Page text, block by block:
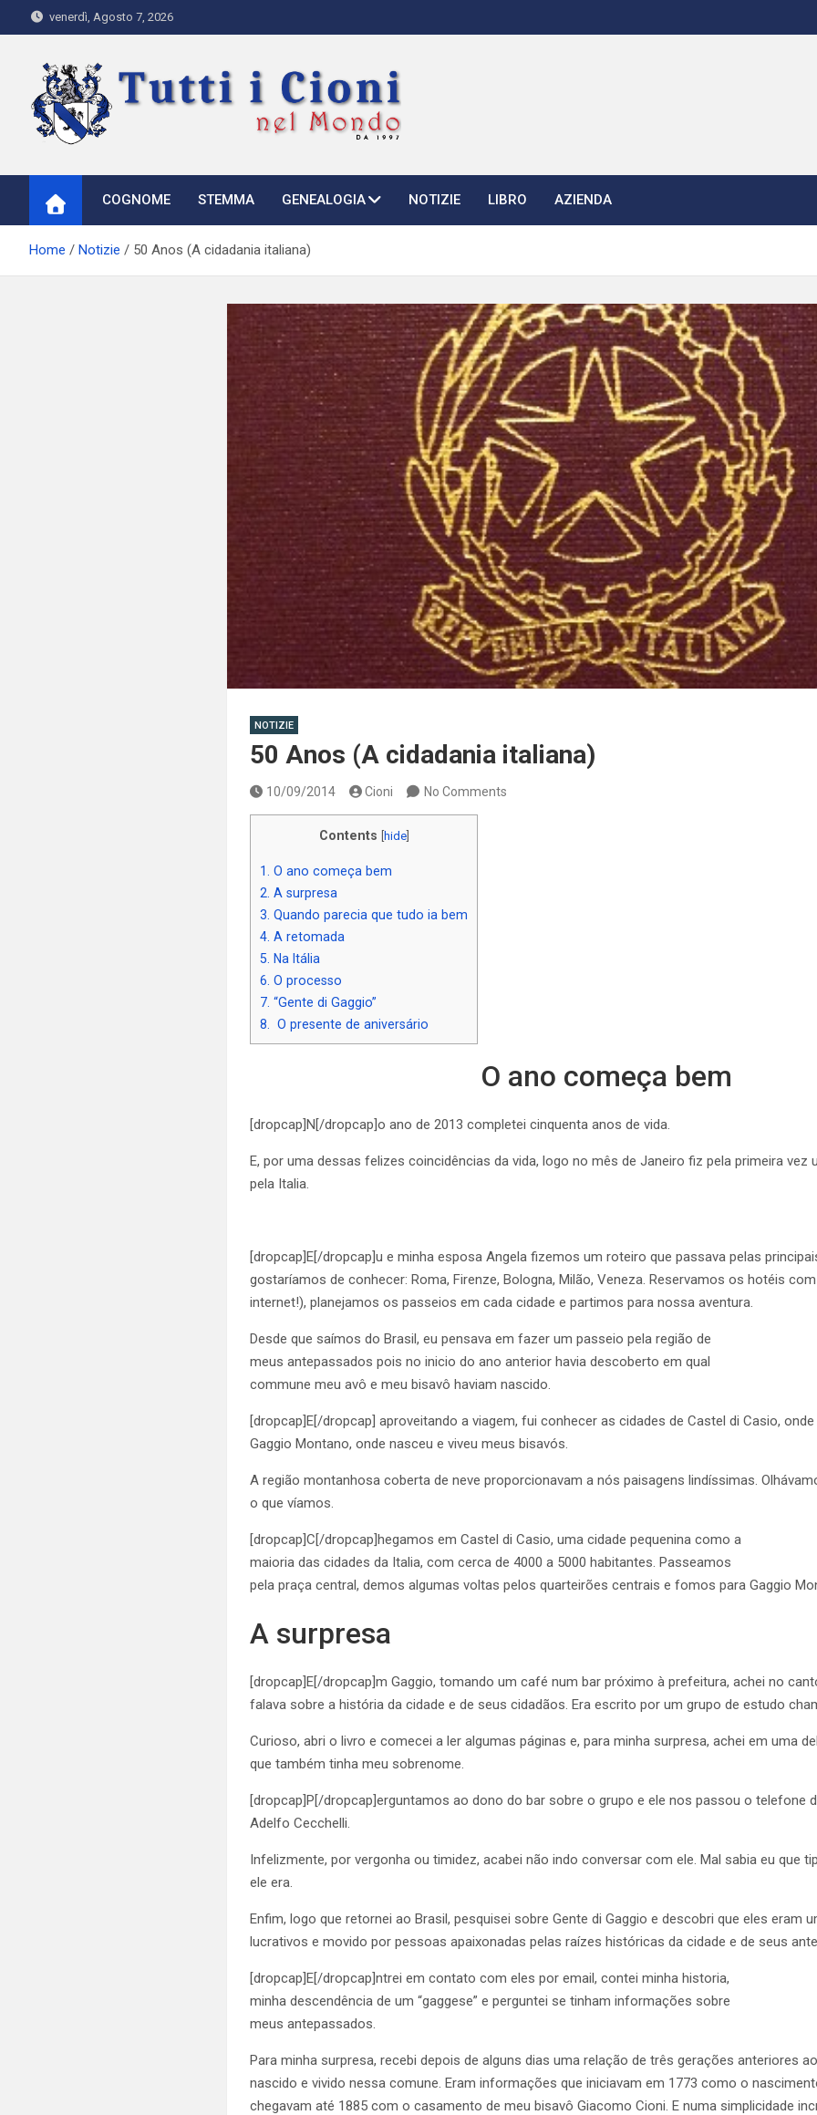
to
venerdì, Agosto 7, 2026
Tutti i Cioni nel Mondo
COGNOME STEMMA GENEALOGIA NOTIZIE LIBRO AZIENDA
Home Notizie 50 Anos (A cidadania italiana)
NOTIZIE
50 Anos (A cidadania italiana)
10/09/2014 Cioni No Comments
Contents hide]
1.
O ano começa bem
2. A surpresa
3. Quando parecia que tudo ia bem
4. A retomada
5. Na Itália
6. O processo
7. “Gente di Gaggio”
8.
O presente de aniversário
O ano começa bem
[dropcap]N[/dropcap]o ano de 2013 completei cinquenta anos de vida.
E, por uma dessas felizes coincidências da vida, logo no mês de Janeiro fiz pela primeira vez
pela Italia.
[dropcap]E[/dropcap]u e minha esposa Angela fizemos um roteiro que passava pelas
gostaríamos de conhecer: Roma, Firenze, Bologna, Milão, Veneza. Reservamos os hotéis
internet!), planejamos os passeios em cada cidade e partimos para nossa aventura.
Desde que saímos do Brasil, eu pensava em fazer um passeio pela região de
meus antepassados pois no inicio do ano anterior havia descoberto em qual
commune meu avô e meu bisavô haviam nascido.
[dropcap]E[/dropcap] aproveitando a viagem, fui conhecer as cidades de Castel di Casio,
Gaggio Montano, onde nasceu e viveu meus bisavós.
A região montanhosa coberta de neve proporcionavam a nós paisagens lindíssimas.
o que víamos.
[dropcap]C[/dropcap]hegamos em Castel di Casio, uma cidade pequenina como a
maioria das cidades da Italia, com cerca de 4000 a 5000 habitantes. Passeamos
pela praça central, demos algumas voltas pelos quarteirões centrais e fomos para Gaggio
A surpresa
[dropcap]E[/dropcap]m Gaggio, tomando um café num bar próximo à prefeitura, achei no
falava sobre a história da cidade e de seus cidadãos. Era escrito por um grupo de estudo
Curioso, abri o livro e comecei a ler algumas páginas e, para minha surpresa, achei em uma
que também tinha meu sobrenome.
[dropcap]P[/dropcap]erguntamos ao dono do bar sobre o grupo e ele nos passou o telefone
Adelfo Cecchelli.
Infelizmente, por vergonha ou timidez, acabei não indo conversar com ele. Mal sabia eu que
ele era.
Enfim, logo que retornei ao Brasil, pesquisei sobre Gente di Gaggio e descobri que eles eram
lucrativos e movido por pessoas apaixonadas pelas raízes históricas da cidade e de seus
[dropcap]E[/dropcap]ntrei em contato com eles por email, contei minha historia,
minha descendência de um “gaggese” e perguntei se tinham informações sobre
meus antepassados.
Para minha surpresa, recebi depois de alguns dias uma relação de três gerações anteriores
nascido e vivido nessa comune. Eram informações que iniciavam em 1773 como o
chegavam até 1885 com o casamento de meu bisavô Giacomo Cioni. E numa simplicidade